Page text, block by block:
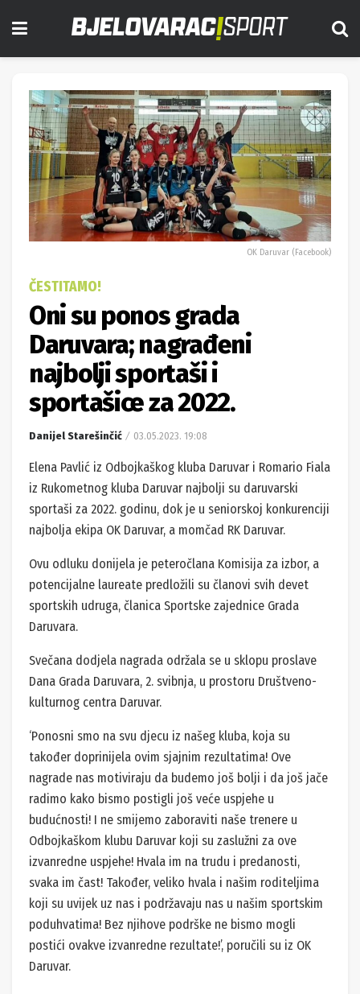
OK Daruvar (Facebook)
ČESTITAMO!
Oni su ponos grada
Daruvara; nagrađeni
najbolji sportaši i
sportašice za 2022.
Danijel Starešinčić 03.05.2023. 19:08
Elena Pavlić iz Odbojkaškog kluba Daruvar i Romario Fiala
iz Rukometnog kluba Daruvar najbolji su daruvarski
sportaši za 2022. godinu, dok je u seniorskoj konkurenciji
najbolja ekipa OK Daruvar, a momčad RK Daruvar.
Ovu odluku donijela je peteročlana Komisija za izbor, a
potencijalne laureate predložili su članovi svih devet
sportskih udruga, članica Sportske zajednice Grada
Daruvara.
Svečana dodjela nagrada održala se u sklopu proslave
Dana Grada Daruvara, 2. svibnja, u prostoru Društveno-
kulturnog centra Daruvar.
‘Ponosni smo na svu djecu iz našeg kluba, koja su
također doprinijela ovim sjajnim rezultatima! Ove
nagrade nas motiviraju da budemo još bolji i da još jače
radimo kako bismo postigli još veće uspjehe u
budućnosti! I ne smijemo zaboraviti naše trenere u
Odbojkaškom klubu Daruvar koji su zaslužni za ove
izvanredne uspjehe! Hvala im na trudu i predanosti,
svaka im čast! Također, veliko hvala i našim roditeljima
koji su uvijek uz nas i podržavaju nas u našim sportskim
poduhvatima! Bez njihove podrške ne bismo mogli
postići ovakve izvanredne rezultate!’, poručili su iz OK
Daruvar.